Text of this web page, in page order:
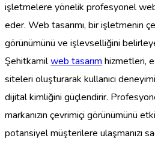
işletmelere yönelik profesyonel
eder. Web tasarımı, bir işletmenin
görünümünü ve işlevselliğini
Şehitkamilweb tasarım hizmetleri,
siteleri oluşturarak kullanıcı
dijital kimliğini güçlendirir.
markanızın çevrimiçi görünümünü
potansiyel müşterilere ulaşmanızı